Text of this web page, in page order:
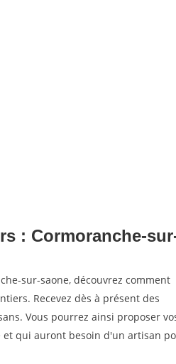
: Cormoranche-
sur-saone, découvrez comment
Recevez dès à présent des
Vous pourrez ainsi proposer
et qui auront besoin d'un artisan